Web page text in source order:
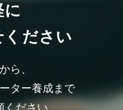
に
ください
ら、
ター養成まで
ください